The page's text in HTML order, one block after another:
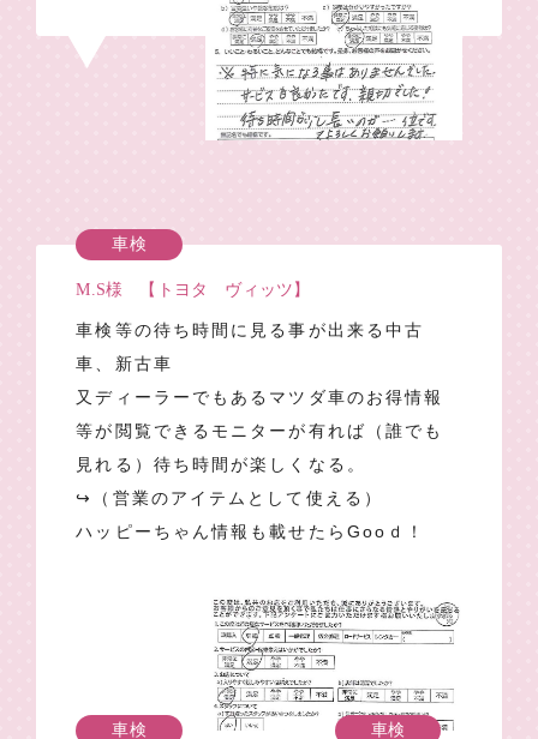
車検
M.S様 【トヨタ ヴィッツ】
車検等の待ち時間に見る事が出来る中古
車、新古車
又ディーラーでもあるマツダ車のお得情報
等が閲覧できるモニターが有れば（誰でも
見れる）待ち時間が楽しくなる。
↪（営業のアイテムとして使える）
ハッピーちゃん情報も載せたらGooｄ！
車検 車検